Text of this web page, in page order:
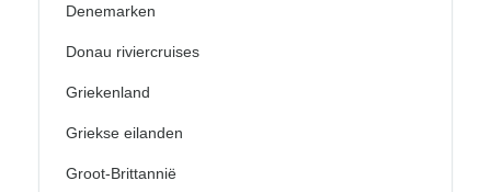
Denemarken
Donau riviercruises
Griekenland
Griekse eilanden
Groot-Brittannië